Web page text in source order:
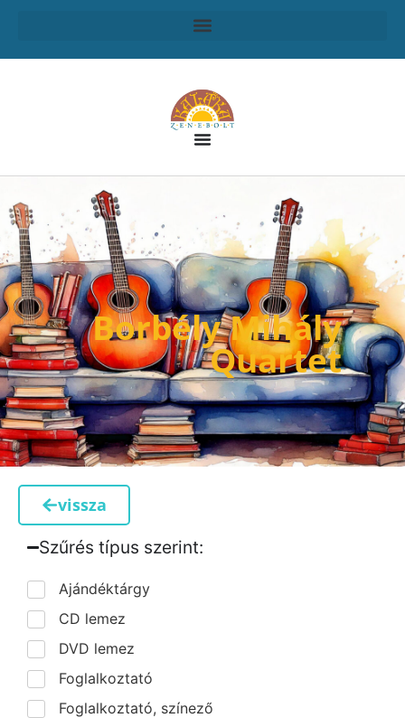
Borbély Mihály
Quartet
vissza
Szűrés típus szerint:​
Ajándéktárgy
CD lemez
DVD lemez
Foglalkoztató
Foglalkoztató, színező